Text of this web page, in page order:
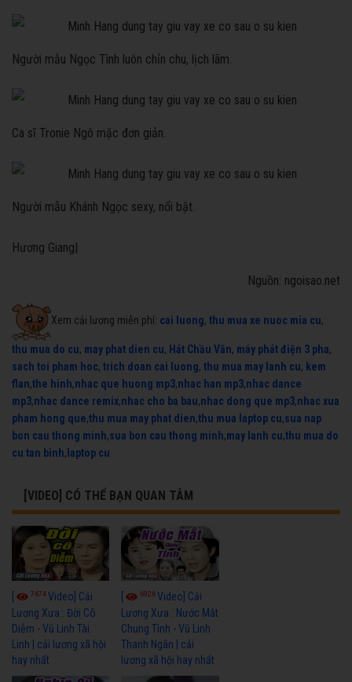
Người mẫu Ngọc Tình luôn chỉn chu, lịch lãm.
Ca sĩ Tronie Ngô mặc đơn giản.
Người mẫu Khánh Ngọc sexy, nổi bật.
Hương Giang|
Nguồn: ngoisao.net
Xem cải lương miễn phí: cai luong, thu mua xe nuoc mia cu,
thu mua do cu, may phat dien cu, Hát Chầu Văn, máy phát điện 3 pha,
sach toi pham hoc, trich doan cai luong, thu mua may lanh cu, kem
flan,the hinh,nhac que huong mp3,nhac han mp3,nhac dance
mp3,nhac dance remix,nhac cho ba bau,nhac dong que mp3,nhac xua
pham hong que,thu mua may phat dien,thu mua laptop cu,sua nap
bon cau thong minh,sua bon cau thong minh,may lanh cu,thu mua do
cu tan binh, laptop cu
[VIDEO] CÓ THỂ BẠN QUAN TÂM
7674Video] Cải
Lương Xưa : Đời Cô
Diễm - Vũ Linh Tài
Linh | cải lương xã hội
hay nhất
6926Video] Cải
Lương Xưa : Nước Mắt
Chung Tình - Vũ Linh
Thanh Ngân | cải
lương xã hội hay nhất